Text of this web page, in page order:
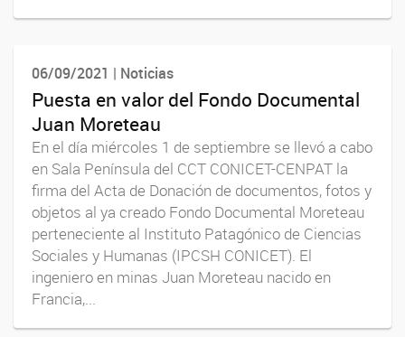
06/09/2021 | Noticias
Puesta en valor del Fondo Documental
Juan Moreteau
En el día miércoles 1 de septiembre se llevó a cabo
en Sala Península del CCT CONICET-CENPAT la
firma del Acta de Donación de documentos, fotos y
objetos al ya creado Fondo Documental Moreteau
perteneciente al Instituto Patagónico de Ciencias
Sociales y Humanas (IPCSH CONICET). El
ingeniero en minas Juan Moreteau nacido en
Francia,...